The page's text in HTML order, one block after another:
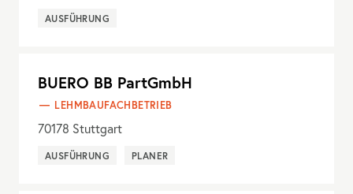
AUSFÜHRUNG
BUERO BB PartGmbH
LEHMBAUFACHBETRIEB
70178 Stuttgart
AUSFÜHRUNG PLANER